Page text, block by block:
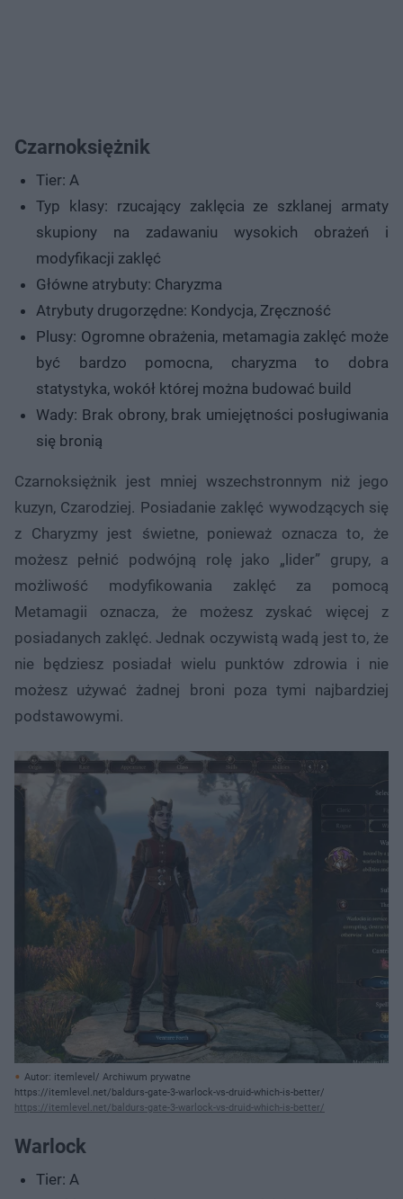
Czarnoksiężnik
Tier: A
Typ klasy: rzucający zaklęcia ze szklanej armaty
skupiony na zadawaniu wysokich obrażeń i
modyfikacji zaklęć
Główne atrybuty: Charyzma
Atrybuty drugorzędne: Kondycja, Zręczność
Plusy: Ogromne obrażenia, metamagia zaklęć może
być bardzo pomocna, charyzma to dobra
statystyka, wokół której można budować build
Wady: Brak obrony, brak umiejętności posługiwania
się bronią
Czarnoksiężnik jest mniej wszechstronnym niż jego
kuzyn, Czarodziej. Posiadanie zaklęć wywodzących się
z Charyzmy jest świetne, ponieważ oznacza to, że
możesz pełnić podwójną rolę jako „lider” grupy, a
możliwość modyfikowania zaklęć za pomocą
Metamagii oznacza, że możesz zyskać więcej z
posiadanych zaklęć. Jednak oczywistą wadą jest to, że
nie będziesz posiadał wielu punktów zdrowia i nie
możesz używać żadnej broni poza tymi najbardziej
podstawowymi.
Autor: itemlevel/ Archiwum prywatne
https://itemlevel.net/baldurs-gate-3-warlock-vs-druid-which-is-better/
https://itemlevel.net/baldurs-gate-3-warlock-vs-druid-which-is-better/
Warlock
Tier: A